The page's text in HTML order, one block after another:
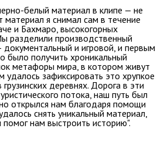
белый материал в клипе — не
материал я снимал сам в течение
и Бахмаро, высокогорных
разделили производственный
и игровой, и первым
получить хроникальный
метафоры мира, в котором живут
зафиксировать это хрупкое
деревнях. Дорога в эти
потока, наш путь был
открылся нам благодаря помощи
снять уникальный материал,
нам выстроить историю".